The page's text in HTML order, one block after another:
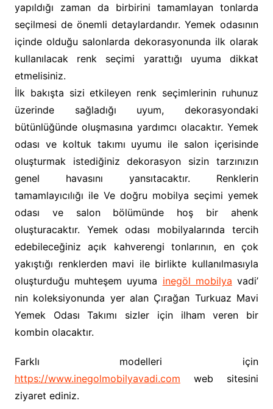
yapıldığı zaman da birbirini tamamlayan tonlarda
seçilmesi de önemli detaylardandır. Yemek odasının
içinde olduğu salonlarda dekorasyonunda ilk olarak
kullanılacak renk seçimi yarattığı uyuma dikkat
etmelisiniz.
İlk bakışta sizi etkileyen renk seçimlerinin ruhunuz
üzerinde sağladığı uyum, dekorasyondaki
bütünlüğünde oluşmasına yardımcı olacaktır. Yemek
odası ve koltuk takımı uyumu ile salon içerisinde
oluşturmak istediğiniz dekorasyon sizin tarzınızın
genel havasını yansıtacaktır. Renklerin
tamamlayıcılığı ile Ve doğru mobilya seçimi yemek
odası ve salon bölümünde hoş bir ahenk
oluşturacaktır. Yemek odası mobilyalarında tercih
edebileceğiniz açık kahverengi tonlarının, en çok
yakıştığı renklerden mavi ile birlikte kullanılmasıyla
oluşturduğu muhteşem uyuma inegöl mobilya vadi’
nin koleksiyonunda yer alan Çırağan Turkuaz Mavi
Yemek Odası Takımı sizler için ilham veren bir
kombin olacaktır.
Farklı modelleri için
https://www.inegolmobilyavadi.com web sitesini
ziyaret ediniz.